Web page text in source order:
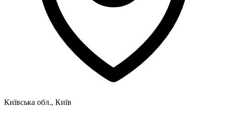
Київська обл., Київ